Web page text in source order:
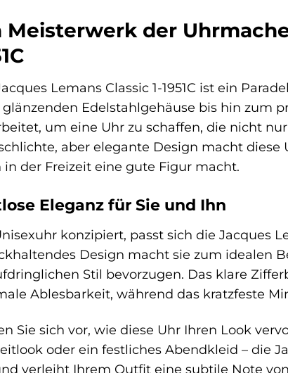
Meisterwerk der
Lemans Classic 1-1951C ist ein
Edelstahlgehäuse bis hin zum
um eine Uhr zu schaffen, die nicht
aber elegante Design macht
in der Freizeit eine gute Figur macht.
Eleganz für Sie und Ihn
konzipiert, passt sich die Jacques
Design macht sie zum idealen
Stil bevorzugen. Das klare
Ablesbarkeit, während das kratzfeste
Sie sich vor, wie diese Uhr Ihren Look
oder ein festliches Abendkleid – die
verleiht Ihrem Outfit eine subtile Note